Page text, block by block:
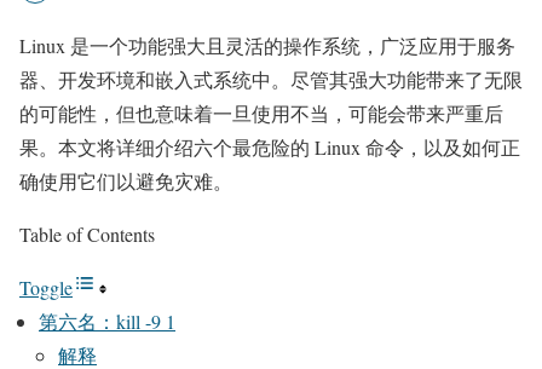
Linux 是一个功能强大且灵活的操作系统，广泛应用于服务
器、开发环境和嵌入式系统中。尽管其强大功能带来了无限
的可能性，但也意味着一旦使用不当，可能会带来严重后
果。本文将详细介绍六个最危险的 Linux 命令，以及如何正
确使用它们以避免灾难。
Table of Contents
Toggle
第六名：kill -9 1
解释